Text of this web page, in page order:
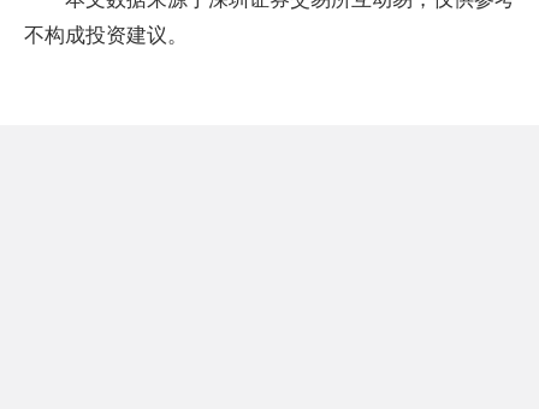
不构成投资建议。